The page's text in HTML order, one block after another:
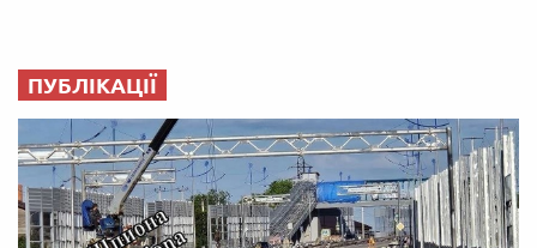
ПУБЛІКАЦІЇ